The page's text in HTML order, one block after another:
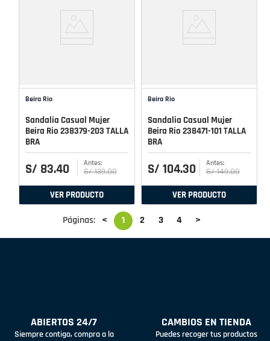
Beira Rio
Sandalia Casual Mujer
Beira Rio 238379-203 TALLA
BRA
S/ 83.40 S/ 139.00
VER PRODUCTO
Beira Rio
Sandalia Casual Mujer
Beira Rio 238471-101 TALLA
BRA
S/ 104.30 S/ 149.00
VER PRODUCTO
Páginas: < 1 2 3 4 >
ABIERTOS 24/7
Siempre contigo, compra a la
CAMBIOS EN TIENDA
Puedes recoger tus productos